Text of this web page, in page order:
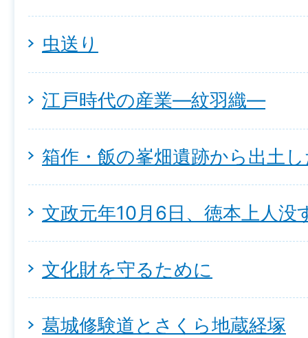
虫送り
江戸時代の産業―紋羽織―
箱作・飯の峯畑遺跡から出土
文政元年10月6日、徳本上人没
文化財を守るために
葛城修験道とさくら地蔵経塚